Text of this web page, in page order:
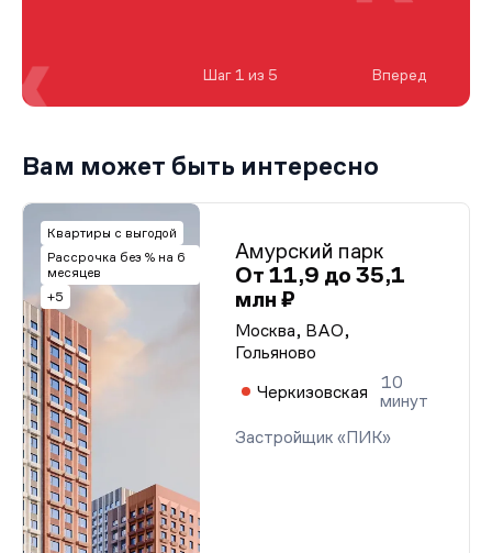
Шаг 1 из 5 Вперед
Вам может быть интересно
Квартиры с выгодой
Рассрочка без % на 6
месяцев
+5
Амурский парк
От 11,9 до 35,1
млн ₽
Москва, ВАО,
Гольяново
Черкизовская
10
минут
Застройщик «ПИК»